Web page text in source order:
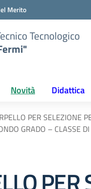
Merito
Tecnologico
Novità Didattica
PER SELEZIONE
GRADO – CLASSE